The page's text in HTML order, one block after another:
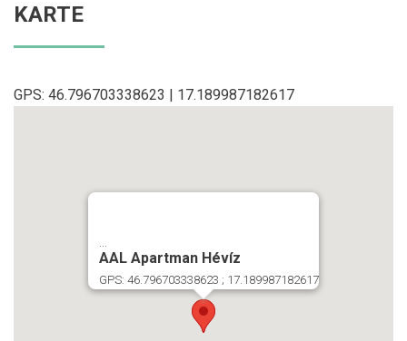
KARTE
GPS: 46.796703338623 | 17.189987182617
AAL Apartman Hévíz
GPS: 46.796703338623 ; 17.189987182617